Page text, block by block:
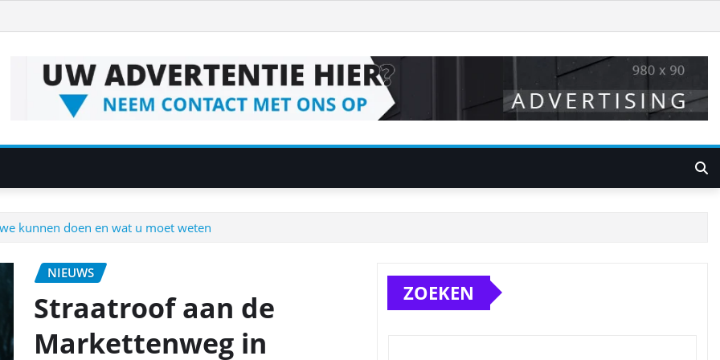
kunnen doen en wat u moet weten
NIEUWS
Straatroof aan de
Markettenweg in
ZOEKEN